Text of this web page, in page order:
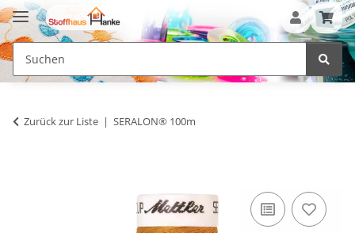
Zurück zur Liste SERALON® 100m